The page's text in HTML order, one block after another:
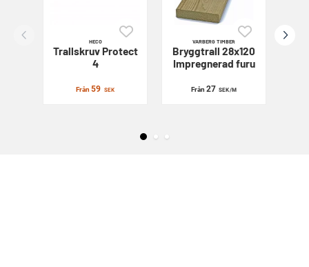
HECO
TrallskruvProtect
4
Från59 SEK
VARBERG TIMBER
Bryggtrall 28x120
Impregnerad furu
Från 27 SEK/M